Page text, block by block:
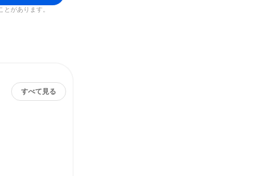
があります。
すべて見る